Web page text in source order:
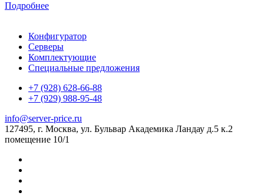
Подробнее
Конфигуратор
Серверы
Комплектующие
Специальные предложения
+7 (928) 628-66-88
+7 (929) 988-95-48
info@server-price.ru
127495, г. Москва, ул. Бульвар Академика Ландау д.5 к.2
помещение 10/1